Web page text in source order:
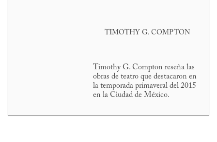
TIMOTHY G. COMPTON
Timothy G. Compton reseña las
obras de teatro que destacaron en
la temporada primaveral del 2015
en la Ciudad de México.